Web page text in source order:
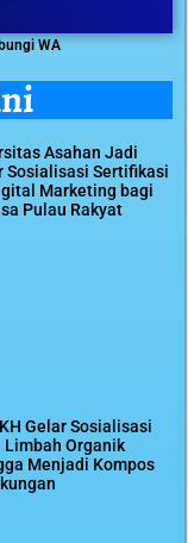
WA
Asahan Jadi
Sosialisasi Sertifikasi
Marketing bagi
Pulau Rakyat
Gelar Sosialisasi
Limbah Organik
Menjadi Kompos